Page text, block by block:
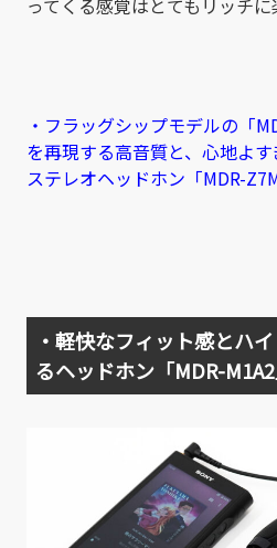
ってくる感覚はとてもリッチに
・フラッグシップモデルの「
を再現する高音質と、心地よ
ステレオヘッドホン「MDR-
・軽快なフィット感とハ
るヘッドホン「MDR-M1A2